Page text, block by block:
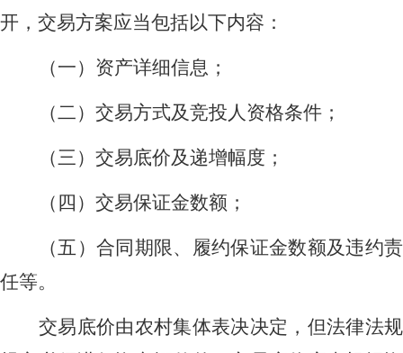
开，交易方案应当包括以下内容：
（一）资产详细信息；
（二）交易方式及竞投人资格条件；
（三）交易底价及递增幅度；
（四）交易保证金数额；
（五）合同期限、履约保证金数额及违约责
任等。
交易底价由农村集体表决决定，但法律法规